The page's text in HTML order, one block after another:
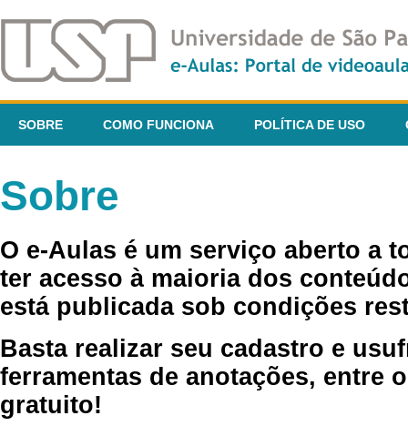
SOBRE COMO FUNCIONA POLÍTICA DE USO
Sobre
O e-Aulas é um serviço aberto a
ter acesso à maioria dos
está publicada sob condições
Basta realizar seu cadastro e
ferramentas de anotações, entre
gratuito!